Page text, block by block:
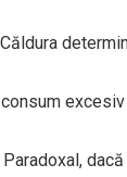
Căldura
Paradoxal,